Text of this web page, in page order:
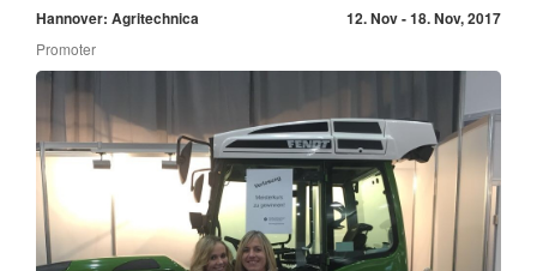
Hannover: Agritechnica 12. Nov - 18. Nov, 2017
Promoter